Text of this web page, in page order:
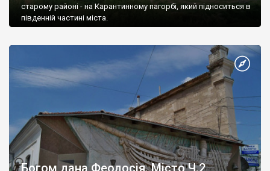
старому районі - на Карантинному пагорбі, який підноситься в
південній частині міста.